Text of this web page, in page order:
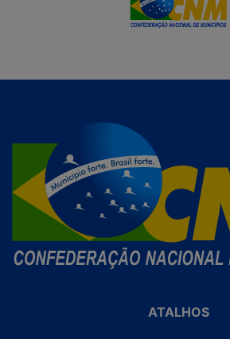
ATALHOS